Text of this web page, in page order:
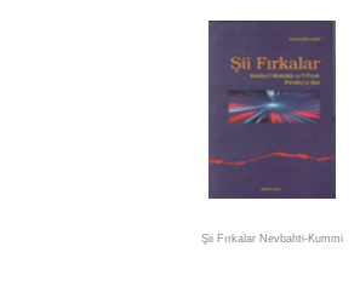
Şii Fırkalar Nevbahti-Kummi